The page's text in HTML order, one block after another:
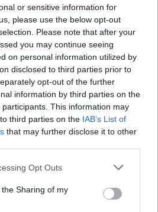
or sensitive information for
please use the below opt-out
Please note that after your
you may continue seeing
on personal information utilized by
disclosed to third parties prior to
opt-out of the further
information by third parties on the
participants. This information may
third parties on the IAB’s List of
that may further disclose it to other
app uses one or more Google
usage behaviour. You may click to
Google and its third-party tags to
Opt Outs
Sharing of my
κράνος σώζει ζωές
υπογραμμίζουν ότι η
δεν έχεικατασταλτικό
και παιδευτικό. Όπως
δεν είναι μια απλή
διαφορά ανάμεσα στη ζωή